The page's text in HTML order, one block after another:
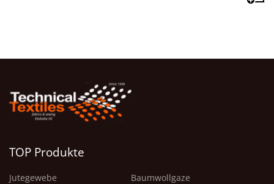
TOP Produkte
Jutegewebe
Baumwollgaze